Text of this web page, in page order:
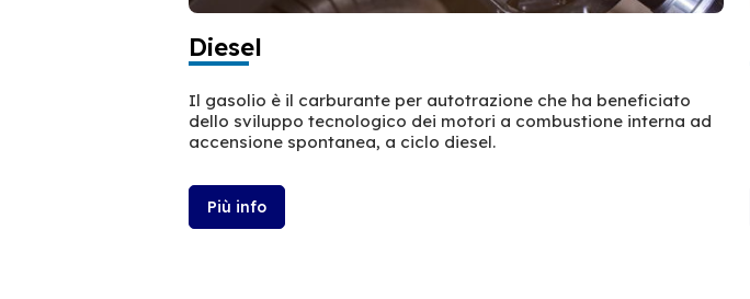
Diesel
Il gasolio è il carburante per autotrazione che ha beneficiato
dello sviluppo tecnologico dei motori a combustione interna ad
accensione spontanea, a ciclo diesel.
Più info